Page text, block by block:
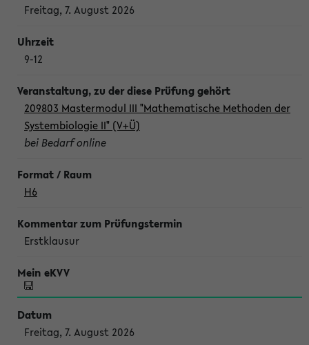
Freitag, 7. August 2026
9-12
209803 Mastermodul III "Mathematische Methoden der
Systembiologie II" (V+Ü)
bei Bedarf online
H6
Erstklausur
Freitag, 7. August 2026